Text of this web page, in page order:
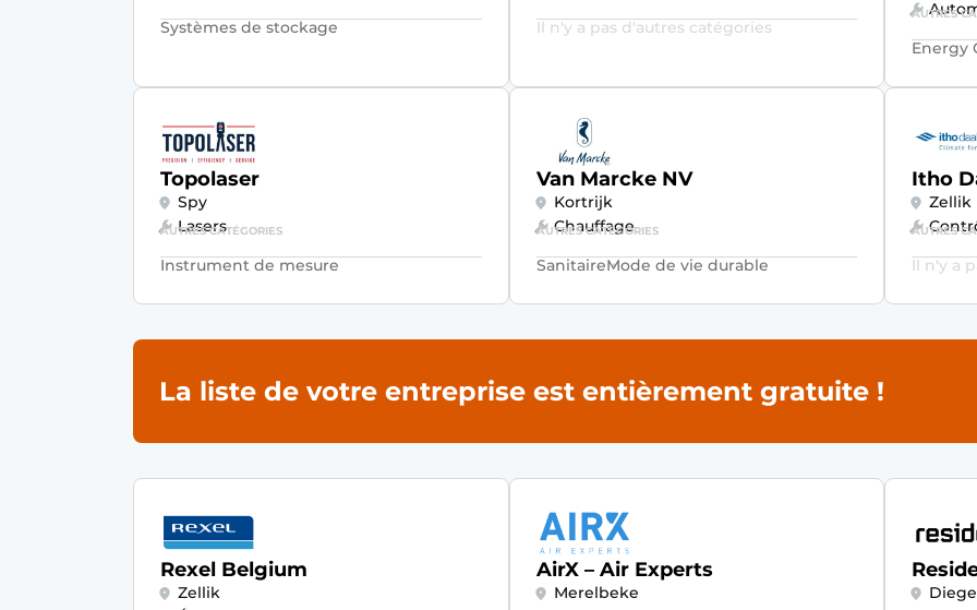
Systèmes de stockage Il n'y a pas d'autres catégories
AUTRES
Energy
Topolaser
Spy
Lasers
AUTRES CATÉGORIES
Instrument de mesure
Van Marcke NV
Kortrijk
Chauffage
AUTRES CATÉGORIES
SanitaireMode de vie durable
Itho
Zellik
AUTRES
Il n'y a
La liste de votre entreprise est entièrement gratuite !
Rexel Belgium
Zellik
AirX – Air Experts
Merelbeke